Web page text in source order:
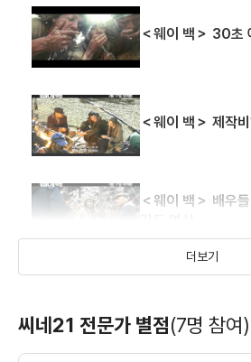
＜웨이 백＞ 30초
＜웨이 백＞ 제작
＜웨이 백＞ 배우
더보기
씨네21 전문가 별점(7명 참여)